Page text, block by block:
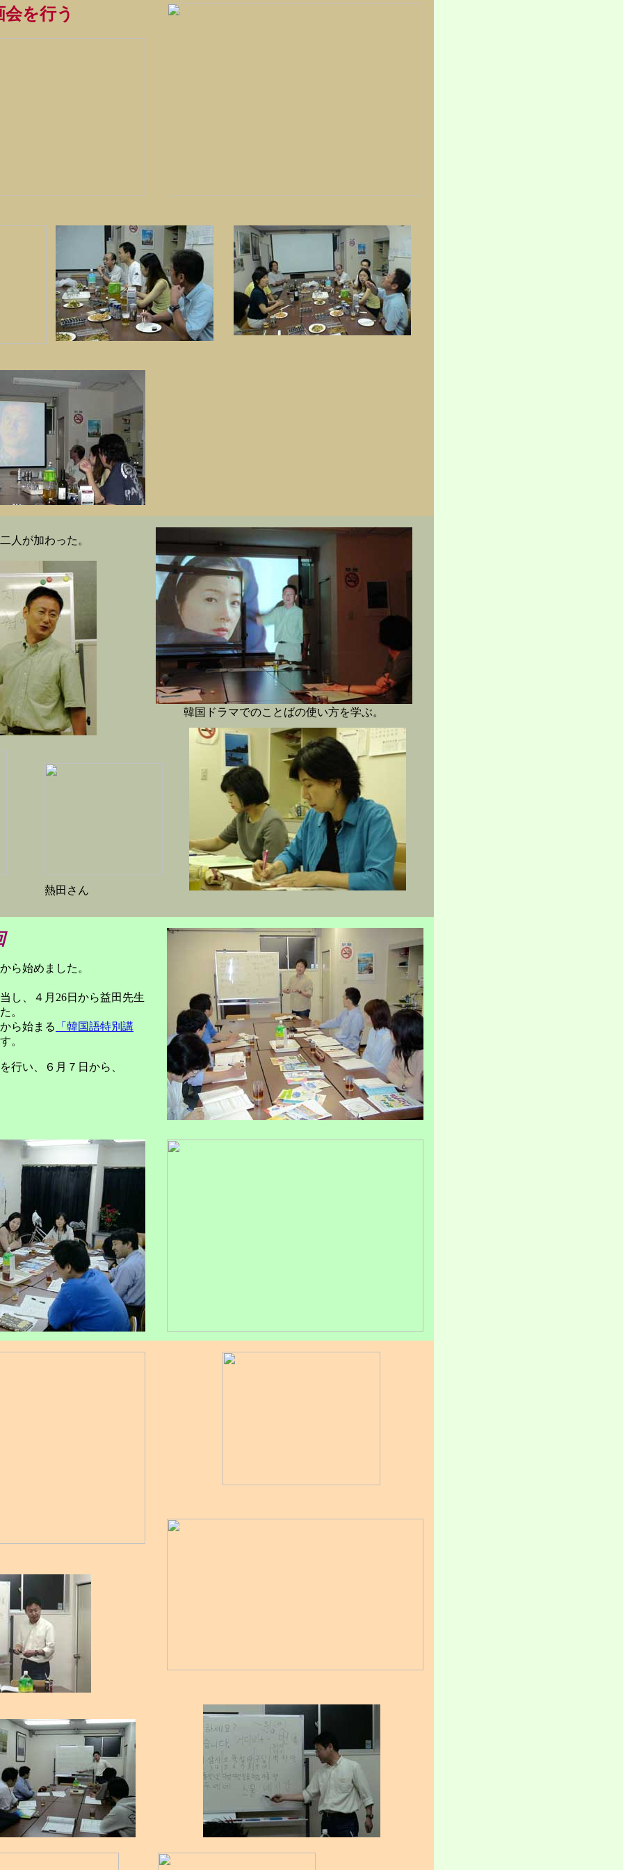
を行う
人が加わった。
韓国ドラマでのことばの使い方を学ぶ。
熱田さん
ら始めました。
し、４月26日から益田先生
。
ら始まる
「韓国語特別講
。
行い、６月７日から、